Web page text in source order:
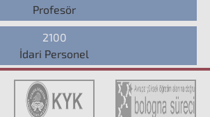
Profesör
2100
İdari Personel